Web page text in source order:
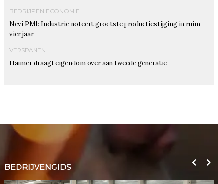
BEDRIJF EN ECONOMIE
Nevi PMI: Industrie noteert grootste productiestijging in ruim
vier jaar
VERSPANEN
Haimer draagt eigendom over aan tweede generatie
BEDRIJVENGIDS